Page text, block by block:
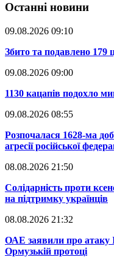
Останні новини
09.08.2026 09:10
​Збито та подавлено 179
09.08.2026 09:00
​1130 кацапів подохло
09.08.2026 08:55
​Розпочалася 1628-ма
агресії російської
08.08.2026 21:50
​Солідарність проти
на підтримку українців
08.08.2026 21:32
​ОАЕ заявили про атаку
Ормузькій протоці